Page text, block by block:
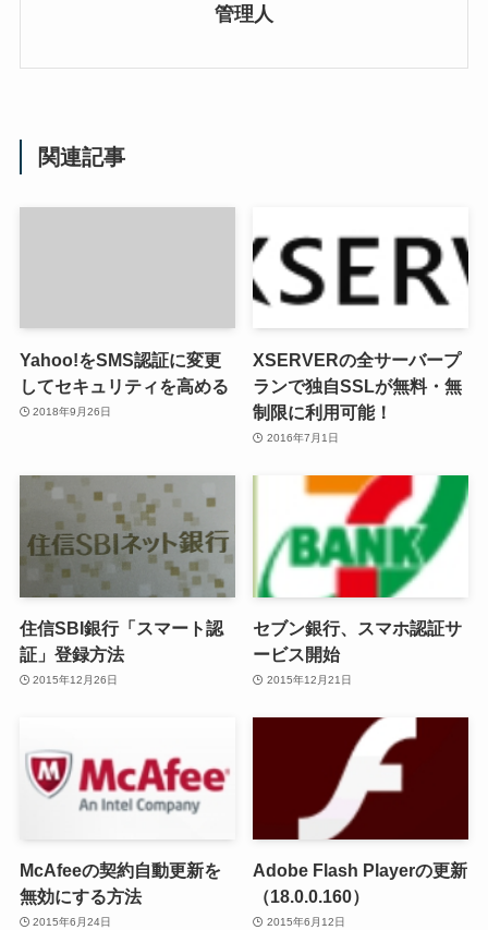
管理人
関連記事
Yahoo!をSMS認証に変更
してセキュリティを高める
2018年9月26日
XSERVERの全サーバープ
ランで独自SSLが無料・無
制限に利用可能！
2016年7月1日
住信SBI銀行「スマート認
証」登録方法
2015年12月26日
セブン銀行、スマホ認証サ
ービス開始
2015年12月21日
McAfeeの契約自動更新を
無効にする方法
2015年6月24日
Adobe Flash Playerの更新
（18.0.0.160）
2015年6月12日